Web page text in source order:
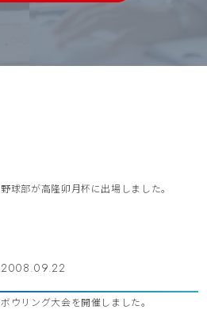
野球部が高隆卯月杯に出場しました。
2008.09.22
ボウリング大会を開催しました。